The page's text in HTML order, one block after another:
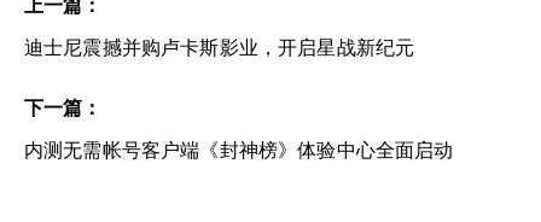
上一篇：
迪士尼震撼并购卢卡斯影业，开启星战新纪元
下一篇：
内测无需帐号客户端《封神榜》体验中心全面启动